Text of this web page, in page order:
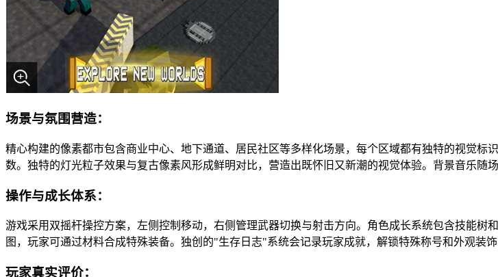
场景与氛围营造：
精心构建的像素都市包含商业中心、地下通道、居民社区等多样化场景，每个区域都有独特的视觉
数。独特的灯光粒子效果与复古像素风形成鲜明对比，营造出既怀旧又新潮的视觉体验。背景音乐随
操作与成长体系：
游戏采用双摇杆操控方案，左侧控制移动，右侧管理武器切换与射击方向。角色成长系统包含技能
图，玩家可通过材料合成特殊装备。独创的"生存日志"系统会记录玩家成就，解锁特殊称号和外观装饰
玩家真实评价：